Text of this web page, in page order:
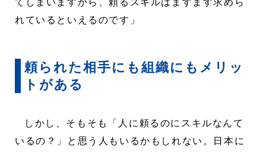
てしまいますから、頼るスキルはますます求めら
れているといえるのです」
頼られた相手にも組織にもメリッ
トがある
しかし、そもそも「人に頼るのにスキルなんて
いるの？」と思う人もいるかもしれない。日本に